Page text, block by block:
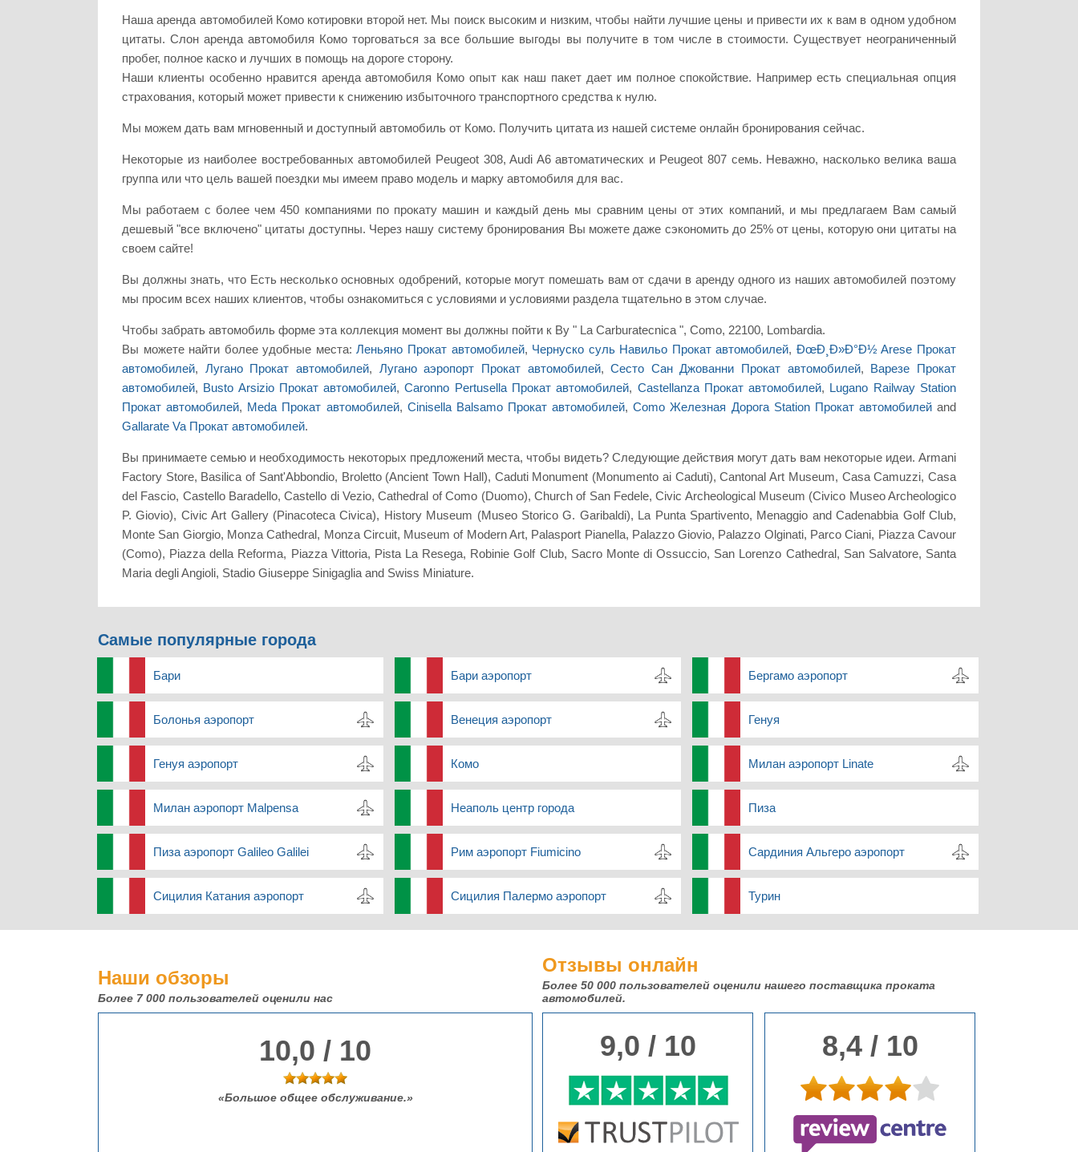
Наша аренда автомобилей Комо котировки второй нет. Мы поиск высоким и низким, чтобы найти лучшие цены и привести их к вам в одном удобном
цитаты. Слон аренда автомобиля Комо торговаться за все большие выгоды вы получите в том числе в стоимости. Существует неограниченный
пробег, полное каско и лучших в помощь на дороге сторону.
Наши клиенты особенно нравится аренда автомобиля Комо опыт как наш пакет дает им полное спокойствие. Например есть специальная опция
страхования, который может привести к снижению избыточного транспортного средства к нулю.
Мы можем дать вам мгновенный и доступный автомобиль от Комо. Получить цитата из нашей системе онлайн бронирования сейчас.
Некоторые из наиболее востребованных автомобилей Peugeot 308, Audi A6 автоматических и Peugeot 807 семь. Неважно, насколько велика ваша
группа или что цель вашей поездки мы имеем право модель и марку автомобиля для вас.
Мы работаем с более чем 450 компаниями по прокату машин и каждый день мы сравним цены от этих компаний, и мы предлагаем Вам самый
дешевый "все включено" цитаты доступны. Через нашу систему бронирования Вы можете даже сэкономить до 25% от цены, которую они цитаты на
своем сайте!
Вы должны знать, что Есть несколько основных одобрений, которые могут помешать вам от сдачи в аренду одного из наших автомобилей поэтому
мы просим всех наших клиентов, чтобы ознакомиться с условиями и условиями раздела тщательно в этом случае.
Чтобы забрать автомобиль форме эта коллекция момент вы должны пойти к By " La Carburatecnica ", Como, 22100, Lombardia.
Вы можете найти более удобные места:Леньяно Прокат автомобилей, Чернуско суль Навильо Прокат автомобилей, ÐœÐ¸Ð»Ð°Ð½ Arese Прокат
автомобилей, Лугано Прокат автомобилей, Лугано аэропорт Прокат автомобилей,Сесто Сан Джованни Прокат автомобилей, Варезе Прокат
автомобилей, Busto Arsizio Прокат автомобилей,Caronno Pertusella Прокат автомобилей, Castellanza Прокат автомобилей, Lugano Railway Station
Прокат автомобилей, Meda Прокат автомобилей, Cinisella Balsamo Прокат автомобилей,Como Железная Дорога Station Прокат автомобилейand
Gallarate Va Прокат автомобилей.
Вы принимаете семью и необходимость некоторых предложений места, чтобы видеть? Следующие действия могут дать вам некоторые идеи. Armani
Factory Store, Basilica of Sant'Abbondio, Broletto (Ancient Town Hall), Caduti Monument (Monumento ai Caduti), Cantonal Art Museum, Casa Camuzzi, Casa
del Fascio, Castello Baradello, Castello di Vezio, Cathedral of Como (Duomo), Church of San Fedele, Civic Archeological Museum (Civico Museo Archeologico
P. Giovio), Civic Art Gallery (Pinacoteca Civica), History Museum (Museo Storico G. Garibaldi), La Punta Spartivento, Menaggio and Cadenabbia Golf Club,
Monte San Giorgio, Monza Cathedral, Monza Circuit, Museum of Modern Art, Palasport Pianella, Palazzo Giovio, Palazzo Olginati, Parco Ciani, Piazza Cavour
(Como), Piazza della Reforma, Piazza Vittoria, Pista La Resega, Robinie Golf Club, Sacro Monte di Ossuccio, San Lorenzo Cathedral, San Salvatore, Santa
Maria degli Angioli, Stadio Giuseppe Sinigaglia and Swiss Miniature.
Самые популярные города
Бари Бари аэропорт Бергамо аэропорт
Болонья аэропорт Венеция аэропорт Генуя
Генуя аэропорт Комо Милан аэропорт Linate
Милан аэропорт Malpensa Неаполь центр города Пиза
Пиза аэропорт Galileo Galilei Рим аэропорт Fiumicino Сардиния Альгеро аэропорт
Сицилия Катания аэропорт Сицилия Палермо аэропорт Турин
Наши обзоры
Более 7 000 пользователей оценили нас
10,0 / 10
Большое общее обслуживание.
Отзывы онлайн
Более 50 000 пользователей оценили нашего поставщика проката
автомобилей.
9,0 / 10 8,4 / 10